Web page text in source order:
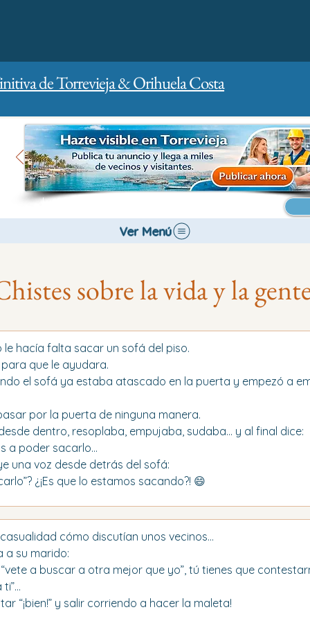
de Torrevieja & Orihuela Costa
Ver Menú
sobre la vida y la
le hacía falta sacar un sofá del piso.
que le ayudara.
el sofá ya estaba atascado en la puerta y empezó a
por la puerta de ninguna manera.
dentro, resoplaba, empujaba, sudaba… y al final dice:
a poder sacarlo…
una voz desde detrás del sofá:
¿¡Es que lo estamos sacando?! 😄
cómo discutían unos vecinos…
a su marido:
a buscar a otra mejor que yo”, tú tienes que
“¡bien!” y salir corriendo a hacer la maleta!